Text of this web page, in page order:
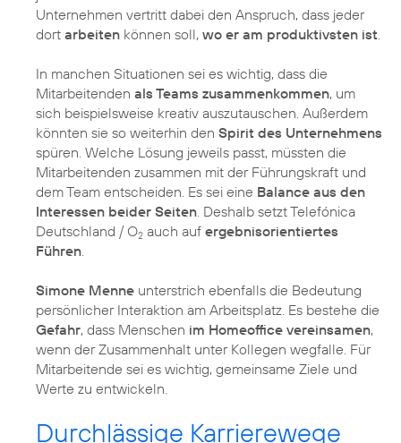
Unternehmen vertritt dabei den Anspruch, dass jeder
dort arbeiten können soll, wo er am produktivsten ist.
In manchen Situationen sei es wichtig, dass die
Mitarbeitenden als Teams zusammenkommen, um
sich beispielsweise kreativ auszutauschen. Außerdem
könnten sie so weiterhin den Spirit des Unternehmens
spüren. Welche Lösung jeweils passt, müssten die
Mitarbeitenden zusammen mit der Führungskraft und
dem Team entscheiden. Es sei eine Balance aus den
Interessen beider Seiten. Deshalb setzt Telefónica
Deutschland / O2 auch auf ergebnisorientiertes
Führen.
Simone Menne unterstrich ebenfalls die Bedeutung
persönlicher Interaktion am Arbeitsplatz. Es bestehe die
Gefahr, dass Menschen im Homeoffice vereinsamen,
wenn der Zusammenhalt unter Kollegen wegfalle. Für
Mitarbeitende sei es wichtig, gemeinsame Ziele und
Werte zu entwickeln.
Durchlässige Karrierewege